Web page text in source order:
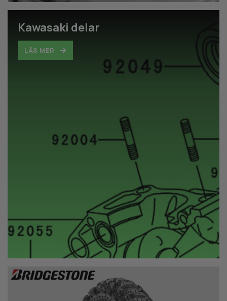
Kawasaki delar
LÄS MER